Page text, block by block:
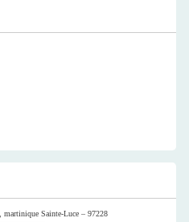
martinique Sainte-Luce – 97228